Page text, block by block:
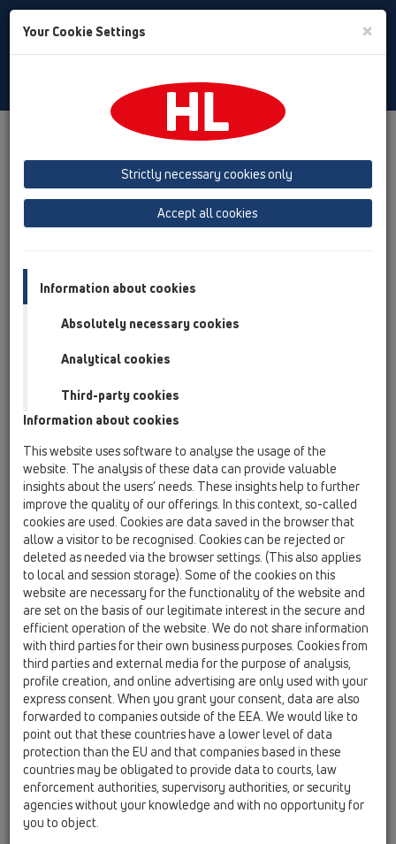
Toggle
přehled produktů
05 Bezbariérové sprchy
Sprchový žlab
Výrobky montáž do plochy
HL50
HL50FV.0/170
přehled produktů
Sprchový žlab
Výrobky
montáž do plochy
HL50
HL50FV
HL50FV.0/170
HL50FV.0/170
Odtokový žlab do sprchových
koutů z nerezové oceli, svislý
odtok 2x DN50/75, montážní
materiál a stavební ochranný
kryt, bez krytu žlabu. Stavební
délka 1700mm
Your Cookie Settings ×
Strictly necessary cookies only
Accept all cookies
Information about cookies
Absolutely necessary cookies
Analytical cookies
Third-party cookies
Information about cookies
This website uses software to analyse the usage of the
website. The analysis of these data can provide valuable
insights about the users’ needs. These insights help to further
improve the quality of our offerings. In this context, so-called
cookies are used. Cookies are data saved in the browser that
allow a visitor to be recognised. Cookies can be rejected or
deleted as needed via the browser settings. (This also applies
to local and session storage). Some of the cookies on this
website are necessary for the functionality of the website and
are set on the basis of our legitimate interest in the secure and
efficient operation of the website. We do not share information
with third parties for their own business purposes. Cookies from
third parties and external media for the purpose of analysis,
profile creation, and online advertising are only used with your
express consent. When you grant your consent, data are also
forwarded to companies outside of the EEA. We would like to
point out that these countries have a lower level of data
protection than the EU and that companies based in these
countries may be obligated to provide data to courts, law
enforcement authorities, supervisory authorities, or security
agencies without your knowledge and with no opportunity for
you to object.